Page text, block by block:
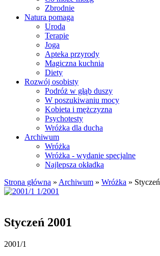
Zbrodnie
Natura pomaga
Uroda
Terapie
Joga
Apteka przyrody
Magiczna kuchnia
Diety
Rozwój osobisty
Podróż w głąb duszy
W poszukiwaniu mocy
Kobieta i mężczyzna
Psychotesty
Wróżka dla ducha
Archiwum
Wróżka
Wróżka - wydanie specjalne
Najlepsza okładka
Strona główna » Archiwum » Wróżka » Styczeń
Styczeń 2001
2001/1